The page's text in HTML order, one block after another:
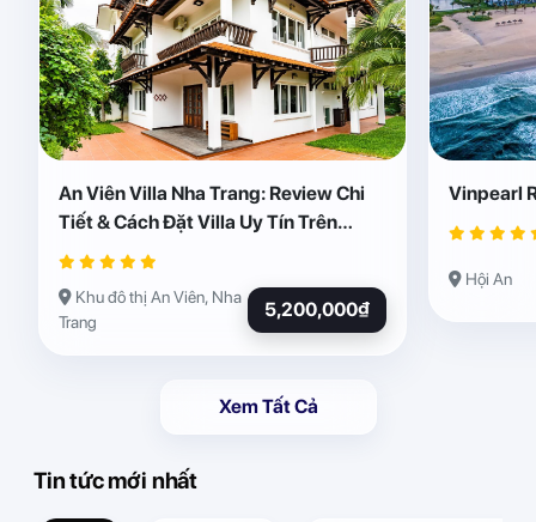
An Viên Villa Nha Trang: Review Chi
Tiết & Cách Đặt Villa Uy Tín Trên
Abogo
Khu đô thị An Viên, Nha
Trang
5,200,000₫
Vinpearl
Hội An
Xem Tất Cả
Tin tức mới nhất